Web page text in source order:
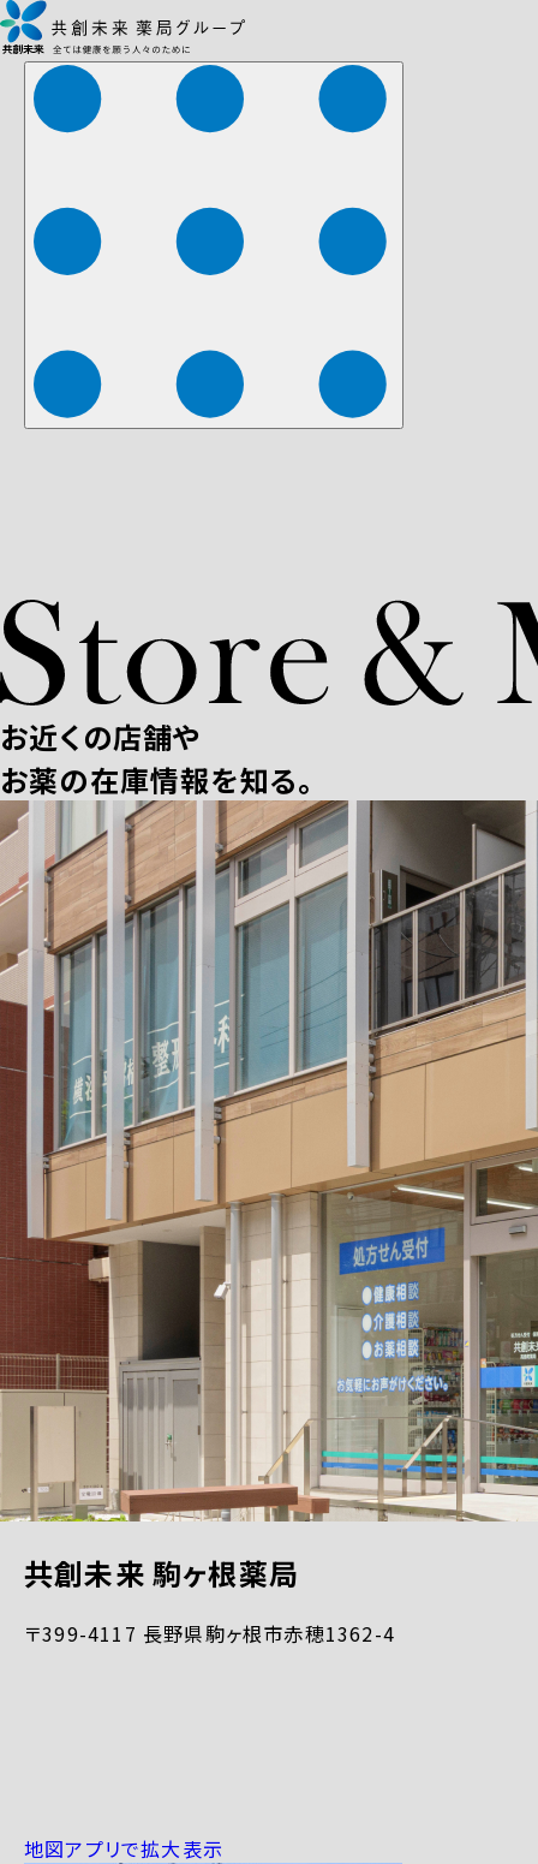
株式会社ファーマみらい 株式会社ストレチア
お近くの店舗や
お薬の在庫情報を知る。
共創未来 駒ヶ根薬局
〒399-4117 長野県駒ヶ根市赤穂1362-4
地図アプリで拡大表示